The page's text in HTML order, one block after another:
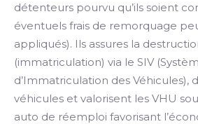
détenteurs pourvu qu’ils soient
éventuels frais de remorquage
appliqués). Ils assures la
(immatriculation) via le SIV
d’Immatriculation des Véhicules),
véhicules et valorisent les VHU
auto de réemploi favorisant